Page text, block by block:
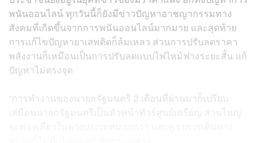
พนันออนไลน์ ทุกวันนี้ก็ยังมีข่าวปัญหาอาชญากรรมทาง
สังคมที่เกิดขึ้นจากการพนันออนไลน์มากมาย และสุดท้าย
การแก้ไขปัญหายาเสพติดก็ล้มเหลว ส่วนการปรับลดราคา
พลังงานก็เหมือนเป็นการปรับลดแบบไฟไหม้ฟางระยะสั้น แก้
ปัญหาไม่ตรงจุด
“การทำงานของนายกรัฐมนตรี 2 เดือนที่ผ่านมาก็เปรียบ
เสมือนนายกรัฐมนตรีเป็นหัวหน้าทัวร์ศูนย์เหรียญ ส่วนใหญ่